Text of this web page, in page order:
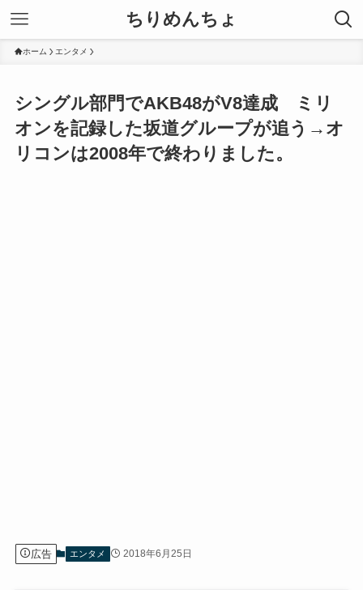
ちりめんちょ
ホーム エンタメ
シングル部門でAKB48がV8達成 ミリ
オンを記録した坂道グループが追う→オ
リコンは2008年で終わりました。
広告 エンタメ 2018年6月25日